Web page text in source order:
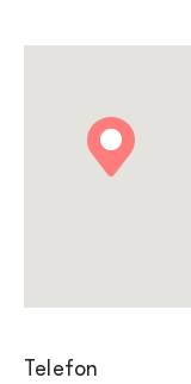
Telefon